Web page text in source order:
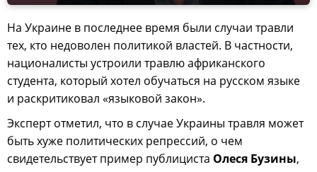
На Украине в последнее время были случаи травли
тех, кто недоволен политикой властей. В частности,
националисты устроили травлю африканского
студента, который хотел обучаться на русском языке
и раскритиковал «языковой закон».
Эксперт отметил, что в случае Украины травля может
быть хуже политических репрессий, о чем
свидетельствует пример публициста Олеся Бузины,